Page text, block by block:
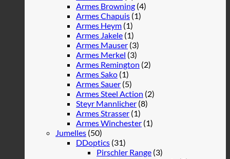
Armes Browning (4)
Armes Chapuis (1)
Armes Heym (1)
Armes Jakele (1)
Armes Mauser (3)
Armes Merkel (3)
Armes Remington (2)
Armes Sako (1)
Armes Sauer (5)
Armes Steel Action (2)
Steyr Mannlicher (8)
Armes Strasser (1)
Armes Winchester (1)
Jumelles (50)
DDoptics (31)
Pirschler Range (3)